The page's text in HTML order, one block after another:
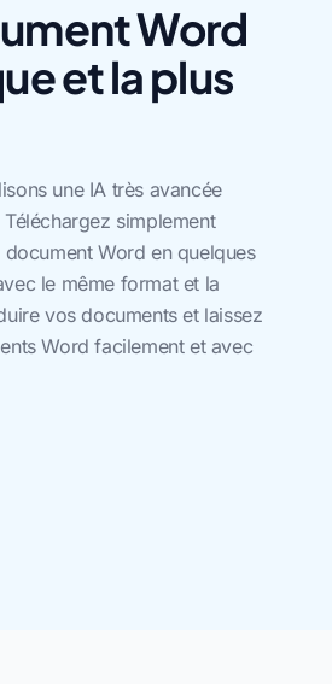
Word
et la plus
une IA très avancée
simplement
Word en quelques
le même format et la
vos documents et laissez
Word facilement et avec